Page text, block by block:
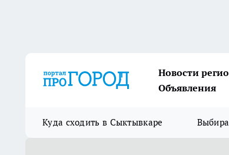
Новости
Объявления
Куда сходить в Сыктывкаре